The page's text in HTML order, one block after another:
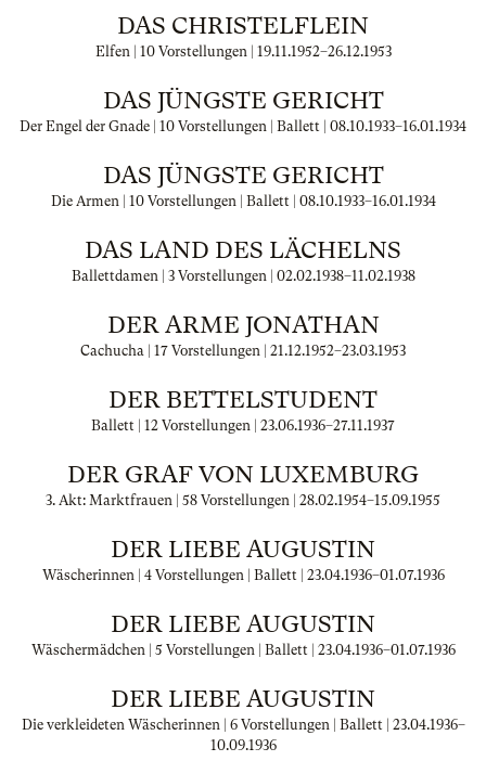
DAS CHRISTELFLEIN
Elfen | 10 Vorstellungen | 19.11.1952–26.12.1953
DAS JÜNGSTE GERICHT
Der Engel der Gnade | 10 Vorstellungen | Ballett | 08.10.1933–16.01.1934
DAS JÜNGSTE GERICHT
Die Armen | 10 Vorstellungen | Ballett | 08.10.1933–16.01.1934
DAS LAND DES LÄCHELNS
Ballettdamen | 3 Vorstellungen | 02.02.1938–11.02.1938
DER ARME JONATHAN
Cachucha | 17 Vorstellungen | 21.12.1952–23.03.1953
DER BETTELSTUDENT
Ballett | 12 Vorstellungen | 23.06.1936–27.11.1937
DER GRAF VON LUXEMBURG
3. Akt: Marktfrauen | 58 Vorstellungen | 28.02.1954–15.09.1955
DER LIEBE AUGUSTIN
Wäscherinnen | 4 Vorstellungen | Ballett | 23.04.1936–01.07.1936
DER LIEBE AUGUSTIN
Wäschermädchen | 5 Vorstellungen | Ballett | 23.04.1936–01.07.1936
DER LIEBE AUGUSTIN
Die verkleideten Wäscherinnen | 6 Vorstellungen | Ballett | 23.04.1936–
10.09.1936